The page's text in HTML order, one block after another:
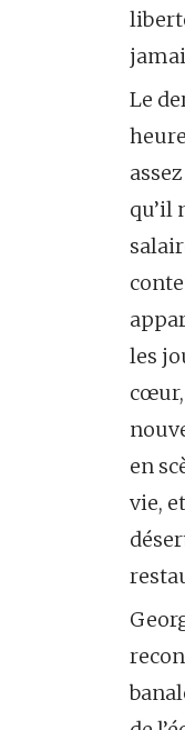
Le
qu’il
les
cœur,
en
vie,